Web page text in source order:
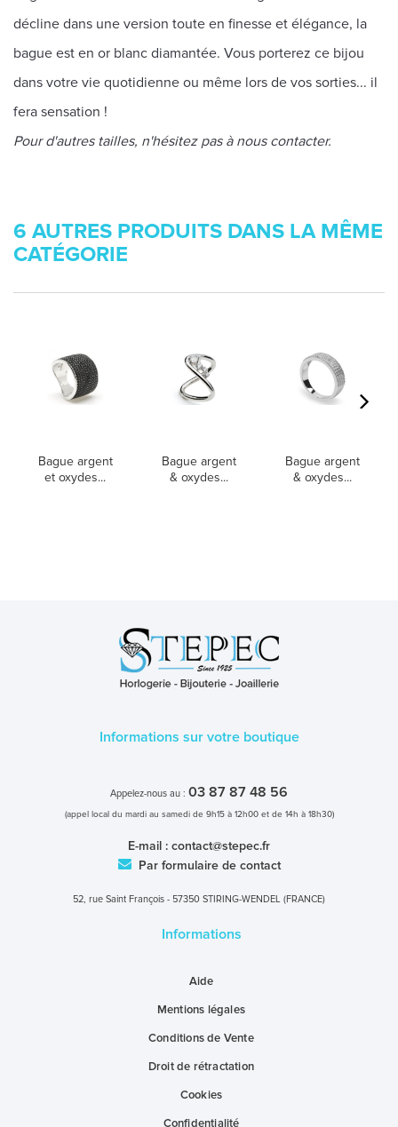
décline dans une version toute en finesse et élégance, la
bague est en or blanc diamantée. Vous porterez ce bijou
dans votre vie quotidienne ou même lors de vos sorties... il
fera sensation !
Pour d'autres tailles, n'hésitez pas à nous contacter.
6 AUTRES PRODUITS DANS LA MÊME
CATÉGORIE
Bague argent
et oxydes...
Bague argent
& oxydes...
Bague argent
& oxydes...
Informations sur votre boutique
Appelez-nous au : 03 87 87 48 56
(appel local du mardi au samedi de 9h15 à 12h00 et de 14h à 18h30)
E-mail : contact@stepec.fr
Par formulaire de contact
52, rue Saint François - 57350 STIRING-WENDEL (FRANCE)
Informations
Aide
Mentions légales
Conditions de Vente
Droit de rétractation
Cookies
Confidentialité